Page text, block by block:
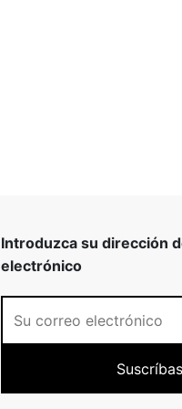
Introduzca su dirección
electrónico